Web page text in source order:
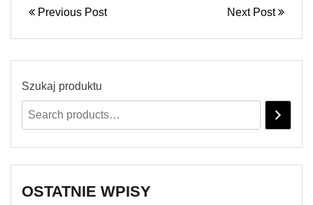
Previous Post Next Post
Szukaj produktu
OSTATNIE WPISY